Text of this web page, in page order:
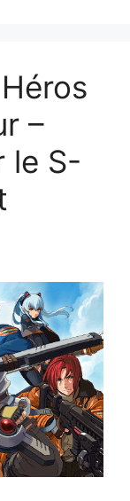
–
le S-